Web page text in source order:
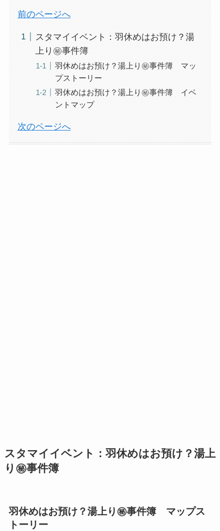
前のページへ
スタマイイベント：羽休めはお預け？湯
上り㊙事件簿
羽休めはお預け？湯上り㊙事件簿 マッ
プストーリー
羽休めはお預け？湯上り㊙事件簿 イベ
ントマップ
次のページへ
スタマイイベント：羽休めはお預け？湯上
り㊙事件簿
羽休めはお預け？湯上り㊙事件簿 マップス
トーリー